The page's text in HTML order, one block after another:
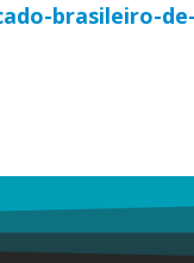
brasileiro-